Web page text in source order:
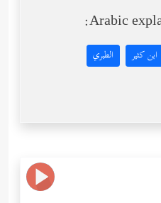
Arabic
ابن كثير الطبري